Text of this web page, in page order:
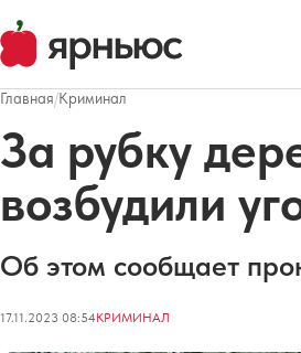
Главная/Криминал
За рубку
возбудили
Об этом сообщает
17.11.2023 08:54КРИМИНАЛ